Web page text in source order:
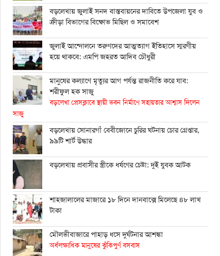
বড়লেখায় জুলাই সনদ বাস্তবায়নের দাবিতে উপজেলা যুব ও
ক্রীড়া বিভাগের বিক্ষোভ মিছিল ও সমাবেশ
জুলাই আন্দোলনে তরুণদের আত্মত্যাগ ইতিহাসে স্মরণীয়
হয়ে থাকবে: এমপি জহরত আদিব চৌধুরী
মানুষের কল্যাণে মৃত্যুর আগ পর্যন্ত রাজনীতি করে যাব:
শরীফুল হক সাজু
বড়লেখা প্রেসক্লাবে স্থায়ী ভবন নির্মাণে সহায়তার আশ্বাস দিলেন
সাজু
বড়লেখায় সোনারগাঁ বেবীজোনে চুরির ঘটনায় চোর গ্রেপ্তার,
৯৯টি শার্ট উদ্ধার
বড়লেখায় প্রবাসীর স্ত্রীকে ধর্ষণের চেষ্টা: দুই যুবক আটক
শাহ্জালালের মাজারে ১৮ দিনে দানবাক্সে মিলেছে ৪৮ লাখ
টাকা
মৌলভীবাজারে পাহাড় ধসে দুর্ঘটনার আশঙ্কা
অর্ধলক্ষাধিক মানুষের ঝুঁকিপুর্ণ বসবাস